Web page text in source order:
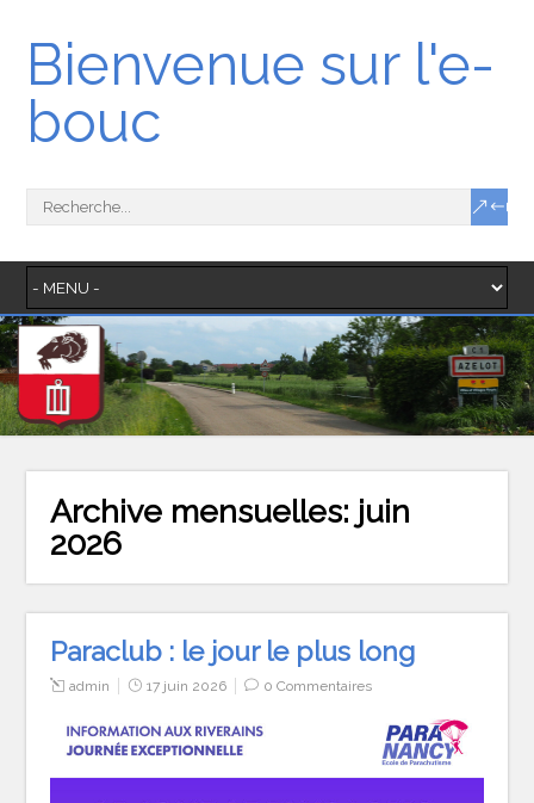
Bienvenue sur l'e-
bouc
Archive mensuelles: juin
2026
Paraclub : le jour le plus long
admin 17 juin 2026 0 Commentaires